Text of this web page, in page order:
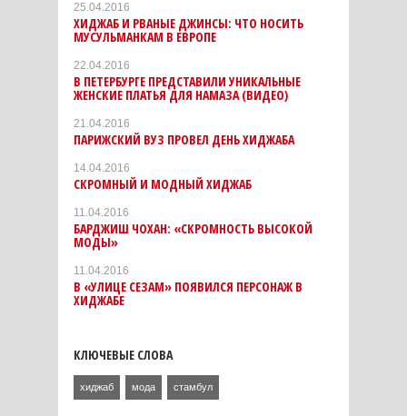
25.04.2016
ХИДЖАБ И РВАНЫЕ ДЖИНСЫ: ЧТО НОСИТЬ
МУСУЛЬМАНКАМ В ЕВРОПЕ
22.04.2016
В ПЕТЕРБУРГЕ ПРЕДСТАВИЛИ УНИКАЛЬНЫЕ
ЖЕНСКИЕ ПЛАТЬЯ ДЛЯ НАМАЗА (ВИДЕО)
21.04.2016
ПАРИЖСКИЙ ВУЗ ПРОВЕЛ ДЕНЬ ХИДЖАБА
14.04.2016
СКРОМНЫЙ И МОДНЫЙ ХИДЖАБ
11.04.2016
БАРДЖИШ ЧОХАН: «СКРОМНОСТЬ ВЫСОКОЙ
МОДЫ»
11.04.2016
В «УЛИЦЕ СЕЗАМ» ПОЯВИЛСЯ ПЕРСОНАЖ В
ХИДЖАБЕ
КЛЮЧЕВЫЕ СЛОВА
хиджаб мода стамбул